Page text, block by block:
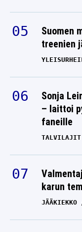
Suomen
treenien
Sonja
– laittoi
faneille
TALVILAJIT
karun
JÄÄKIEKKO